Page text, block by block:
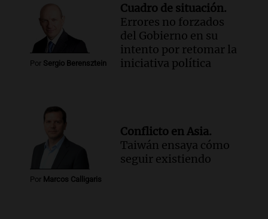
Por Sergio Berensztein
Cuadro de situación.
Errores no forzados
del Gobierno en su
intento por retomar la
iniciativa política
Por Marcos Calligaris
Conflicto en Asia.
Taiwán ensaya cómo
seguir existiendo